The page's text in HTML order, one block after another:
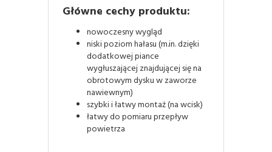
Główne cechy produktu:
nowoczesny wygląd
niski poziom hałasu (m.in. dzięki
dodatkowej piance
wygłuszającej znajdującej się na
obrotowym dysku w zaworze
nawiewnym)
szybki i łatwy montaż (na wcisk)
łatwy do pomiaru przepływ
powietrza